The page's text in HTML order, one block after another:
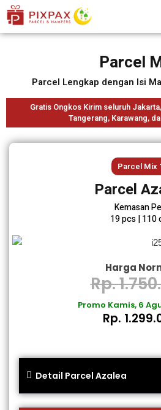
Parcel
Parcel Lengkap dengan Isi
Gratis Ongkos Kirim seluruh
Tangerang, Karawang,
Parcel Mix
Parcel
Kemasan
19 pcs | 110
Harga
Rp.
Promo Kamis, 6
Rp.
Detail Parcel Azalea